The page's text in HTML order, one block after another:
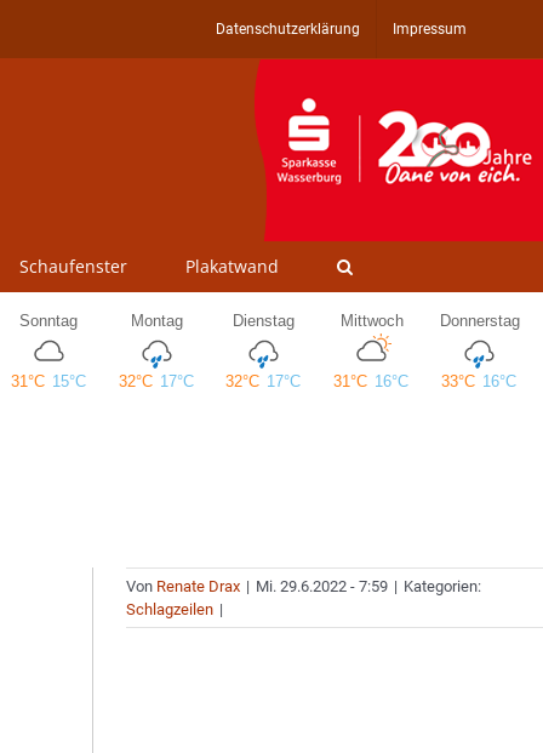
Datenschutzerklärung Impressum
Schaufenster Plakatwand
Von Renate Drax | Mi. 29.6.2022 - 7:59 | Kategorien:
Schlagzeilen |